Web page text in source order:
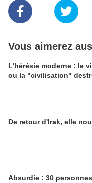
Vous aimerez
L'hérésie moderne : le
ou la "civilisation"
De retour d'Irak, elle
Absurdie : 30